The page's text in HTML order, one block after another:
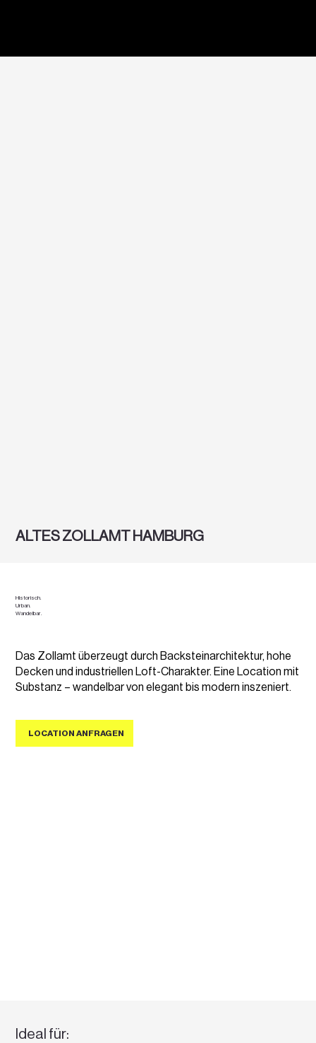
ALTES ZOLLAMT HAMBURG
Historisch.
Urban.
Wandelbar.
Das Zollamt überzeugt durch Backsteinarchitektur, hohe
Decken und industriellen Loft-Charakter. Eine Location mit
Substanz – wandelbar von elegant bis modern inszeniert.
LOCATION ANFRAGEN
Ideal für: